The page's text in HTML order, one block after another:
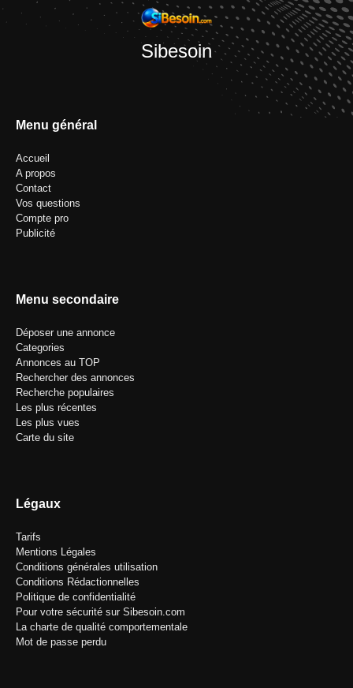
Sibesoin
Menu général
Accueil
A propos
Contact
Vos questions
Compte pro
Publicité
Menu secondaire
Déposer une annonce
Categories
Annonces au TOP
Rechercher des annonces
Recherche populaires
Les plus récentes
Les plus vues
Carte du site
Légaux
Tarifs
Mentions Légales
Conditions générales utilisation
Conditions Rédactionnelles
Politique de confidentialité
Pour votre sécurité sur Sibesoin.com
La charte de qualité comportementale
Mot de passe perdu